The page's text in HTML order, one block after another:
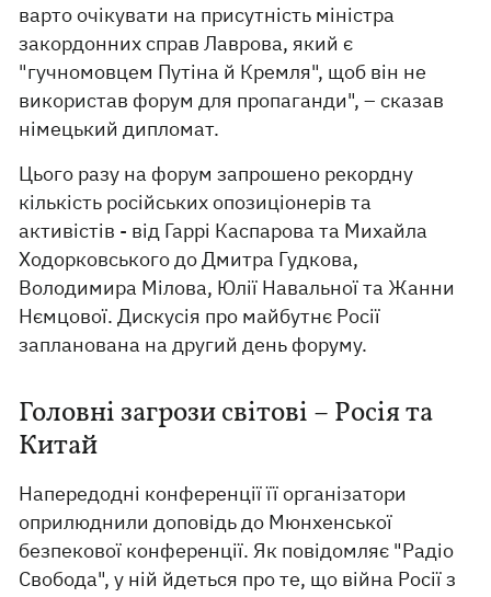
варто очікувати на присутність міністра
закордонних справ Лаврова, який є
"гучномовцем Путіна й Кремля", щоб він не
використав форум для пропаганди", – сказав
німецький дипломат.
Цього разу на форум запрошено рекордну
кількість російських опозиціонерів та
активістів - від Гаррі Каспарова та Михайла
Ходорковського до Дмитра Гудкова,
Володимира Мілова, Юлії Навальної та Жанни
Нємцової. Дискусія про майбутнє Росії
запланована на другий день форуму.
Головні загрози світові – Росія та
Китай
Напередодні конференції її організатори
оприлюднили доповідь до Мюнхенської
безпекової конференції. Як повідомляє "Радіо
Свобода", у ній йдеться про те, що війна Росії з